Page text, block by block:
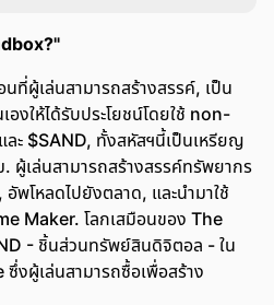
ที่ผู้เล่นสามารถสร้างสรรค์, เป็น
องให้ได้รับประโยชน์โดยใช้ non-
ะ $SAND, ทั้งสหัสฯนี้เป็นเหรียญ
เล่นสามารถสร้างสรรค์ทรัพยากร
พโหลดไปยังตลาด, และนำมาใช้
Maker. โลกเสมือนของ The
- ชิ้นส่วนทรัพย์สินดิจิตอล - ใน
ผู้เล่นสามารถซื้อเพื่อสร้าง